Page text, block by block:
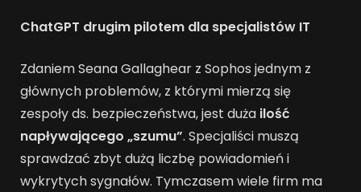
ChatGPT drugim pilotem dla specjalistów IT
Zdaniem Seana Gallaghear z Sophos jednym z
głównych problemów, z którymi mierzą się
zespoły ds. bezpieczeństwa, jest duża ilość
napływającego „szumu”. Specjaliści muszą
sprawdzać zbyt dużą liczbę powiadomień i
wykrytych sygnałów. Tymczasem wiele firm ma